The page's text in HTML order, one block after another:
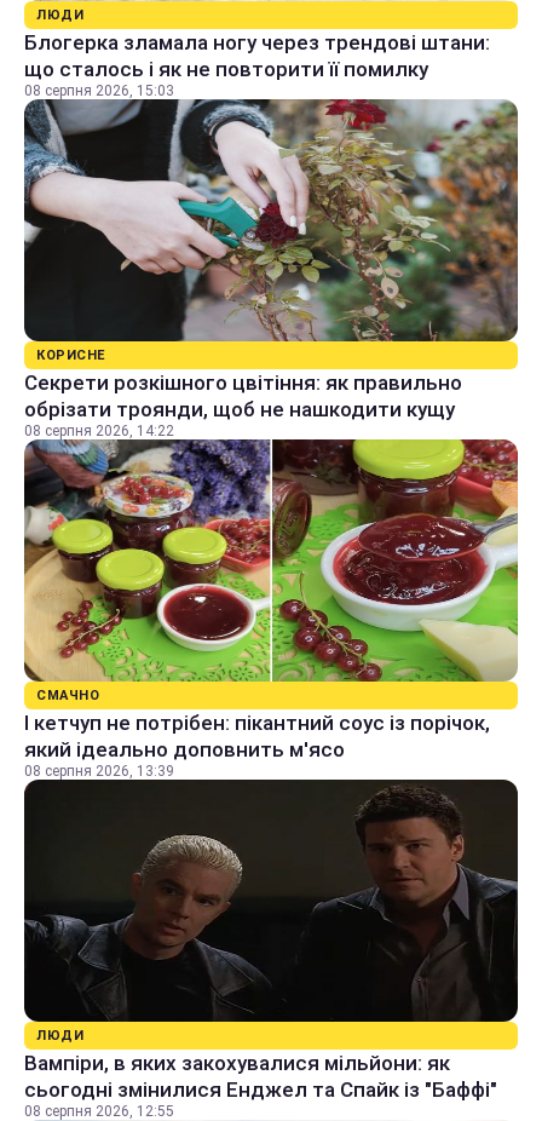
ЛЮДИ
Блогерка зламала ногу через трендові штани:
що сталось і як не повторити її помилку
08 серпня 2026, 15:03
КОРИСНЕ
Секрети розкішного цвітіння: як правильно
обрізати троянди, щоб не нашкодити кущу
08 серпня 2026, 14:22
СМАЧНО
І кетчуп не потрібен: пікантний соус із порічок,
який ідеально доповнить м'ясо
08 серпня 2026, 13:39
ЛЮДИ
Вампіри, в яких закохувалися мільйони: як
сьогодні змінилися Енджел та Спайк із "Баффі"
08 серпня 2026, 12:55